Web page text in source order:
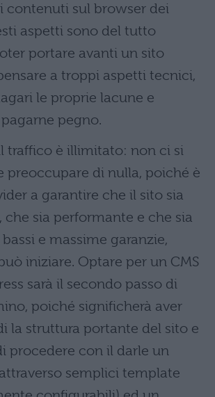
contenuti sul browser dei
aspetti sono del tutto
portare avanti un sito
a troppi aspetti tecnici,
le proprie lacune e
pegno.
traffico è illimitato: non ci si
preoccupare di nulla, poiché è
a garantire che il sito sia
sia performante e che sia
e massime garanzie,
iniziare. Optare per un CMS
sarà il secondo passo di
poiché significherà aver
la struttura portante del sito e
procedere con il darle un
semplici template